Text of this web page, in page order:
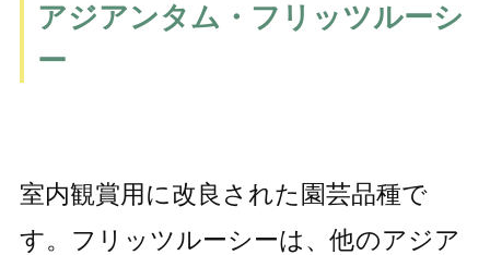
アジアンタム・フリッツルーシ
ー
室内観賞用に改良された園芸品種で
す。フリッツルーシーは、他のアジア